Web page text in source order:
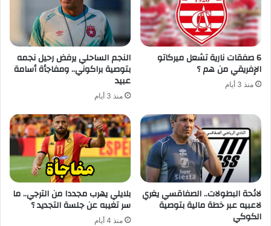
6 صفقات نارية تشعل ميركاتو
الإفريقي من هم ؟
منذ 3 أيام
النجم الساحلي يرفض رحيل نجمه
بتوصية براكوني.. ومفاجأة أسامة
عبيد
منذ 3 أيام
لائحة البطولات.. الصفاقسي يغري
لاعبيه عبر خطة مالية بتوصية
الكوكي
بلايلي يهرب مجددا من الترجي.. ما
سر تغيبه عن جلسة التجديد ؟
منذ 4 أيام